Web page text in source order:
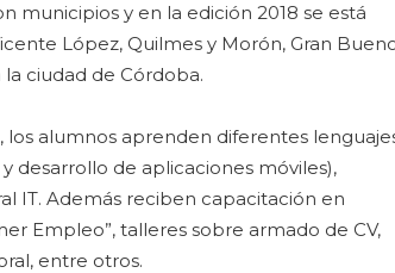
municipios y en la edición 2018 se está
López, Quilmes y Morón, Gran
la ciudad de Córdoba.
alumnos aprenden diferentes
desarrollo de aplicaciones móviles),
IT. Además reciben capacitación en
Empleo”, talleres sobre armado de CV,
entre otros.